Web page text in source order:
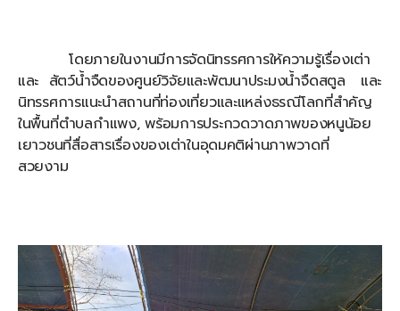
โดยภายในงานมีการจัดนิทรรศการให้ความรู้เรื่องเต่า
และ สัตว์น้ำจืดของศูนย์วิจัยและพัฒนาประมงน้ำจืดสตูล และ
นิทรรศการแนะนำสถานที่ท่องเที่ยวและแหล่งธรณีโลกที่สำคัญ
ในพื้นที่ตำบลกำแพง, พร้อมการประกวดวาดภาพของหนูน้อย
เยาวชนที่สื่อสารเรื่องของเต่าในอุดมคติผ่านภาพวาดที่
สวยงาม